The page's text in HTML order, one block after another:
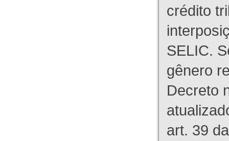
crédito
SELIC.
gênero
Decreto
art. 39